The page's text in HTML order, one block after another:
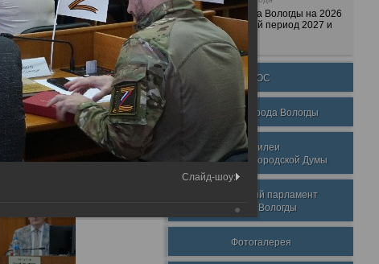
Бюджет города Вологды на 2026
год и плановый период 2027 и
2028 годов.
ТОС
Награды города Вологды
Юбилеи
Вологодской городской Думы
Молодежный парламент
города Вологды
Фотогалерея
Слайд-шоу: